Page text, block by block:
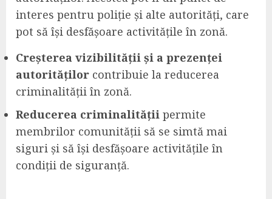
interes pentru poliție și alte autorități, care
pot să își desfășoare activitățile în zonă.
Creșterea vizibilității și a prezenței
autorităților contribuie la reducerea
criminalității în zonă.
Reducerea criminalității permite
membrilor comunității să se simtă mai
siguri și să își desfășoare activitățile în
condiții de siguranță.